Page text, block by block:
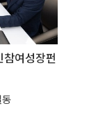
여성장펀